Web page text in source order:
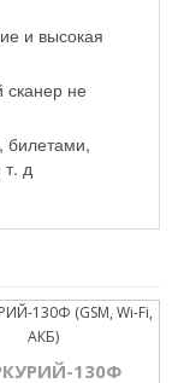
и высокая
сканер не
билетами,
д
130Ф